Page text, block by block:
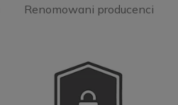
Renomowani producenci